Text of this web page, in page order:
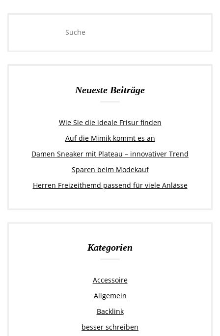
Neueste Beiträge
Wie Sie die ideale Frisur finden
Auf die Mimik kommt es an
Damen Sneaker mit Plateau – innovativer Trend
Sparen beim Modekauf
Herren Freizeithemd passend für viele Anlässe
Kategorien
Accessoire
Allgemein
Backlink
besser schreiben